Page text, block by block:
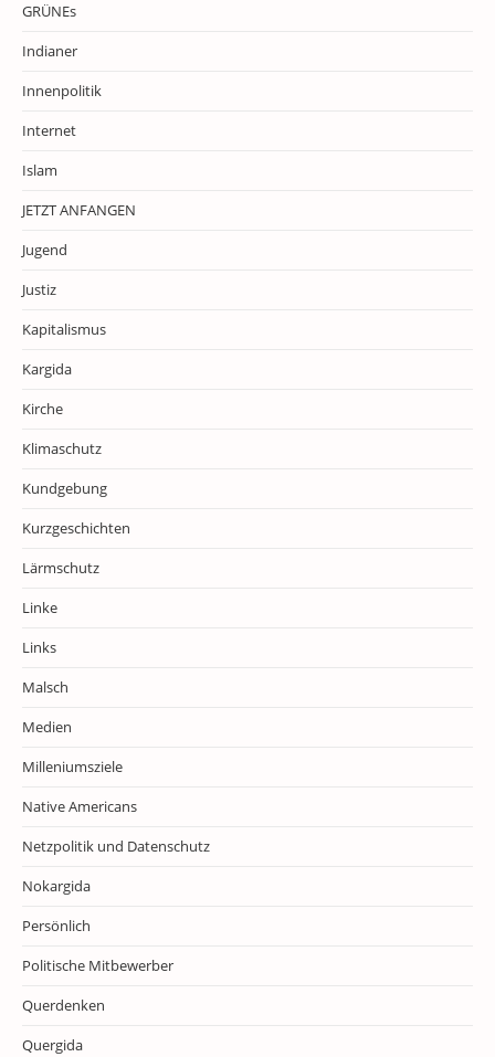
GRÜNEs
Indianer
Innenpolitik
Internet
Islam
JETZT ANFANGEN
Jugend
Justiz
Kapitalismus
Kargida
Kirche
Klimaschutz
Kundgebung
Kurzgeschichten
Lärmschutz
Linke
Links
Malsch
Medien
Milleniumsziele
Native Americans
Netzpolitik und Datenschutz
Nokargida
Persönlich
Politische Mitbewerber
Querdenken
Quergida